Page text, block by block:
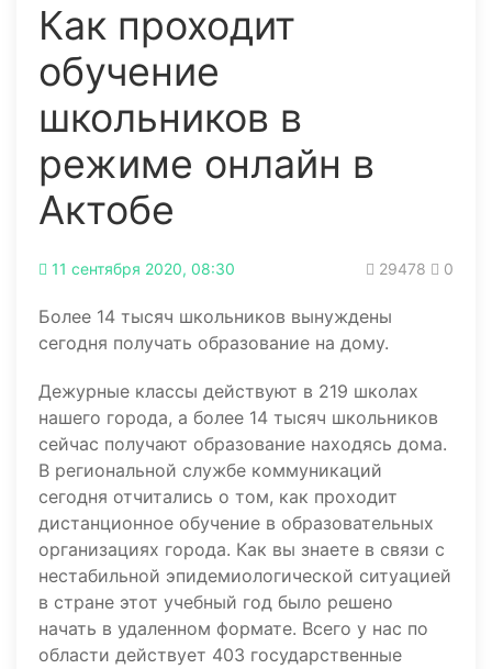
Как проходит
обучение
школьников в
режиме онлайн в
Актобе
11 сентября 2020, 08:30 29478 0
Более 14 тысяч школьников вынуждены
сегодня получать образование на дому.
Дежурные классы действуют в 219 школах
нашего города, а более 14 тысяч школьников
сейчас получают образование находясь дома.
В региональной службе коммуникаций
сегодня отчитались о том, как проходит
дистанционное обучение в образовательных
организациях города. Как вы знаете в связи с
нестабильной эпидемиологической ситуацией
в стране этот учебный год было решено
начать в удаленном формате. Всего у нас по
области действует 403 государственные